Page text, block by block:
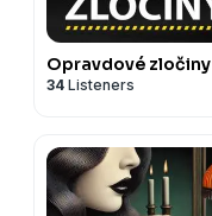
Opravdové zločiny
34 Listeners